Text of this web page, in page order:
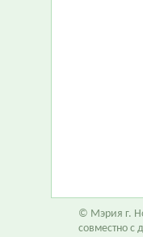
© Мэрия г.
совместно с